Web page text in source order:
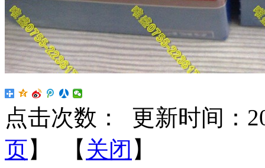
点击次数：
更新时间：
页】 【 关闭 】